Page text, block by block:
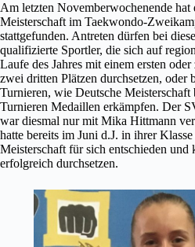
Am letzten Novemberwochenende hat
Meisterschaft im Taekwondo-
stattgefunden. Antreten dürfen bei
qualifizierte Sportler, die sich auf
Laufe des Jahres mit einem ersten
zwei dritten Plätzen durchsetzen, oder
Turnieren, wie Deutsche Meisterschaft
Turnieren Medaillen erkämpfen. Der
war diesmal nur mit Mika Hittmann
hatte bereits im Juni d.J. in ihrer
Meisterschaft für sich entschieden und
erfolgreich durchsetzen.